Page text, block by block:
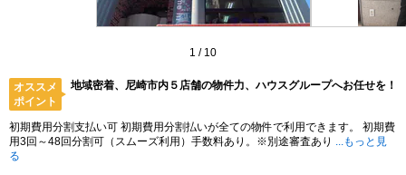
1 / 10
オススメ
ポイント
地域密着、尼崎市内５店舗の物件力、ハウスグループへお任せを！
初期費用分割支払い可 初期費用分割払いが全ての物件で利用できます。 初期費
用3回～48回分割可（スムーズ利用）手数料あり。※別途審査あり
...もっと見
る